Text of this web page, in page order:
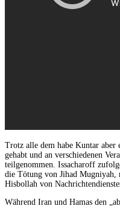
Trotz alle dem habe Kuntar aber
gehabt und an verschiedenen
teilgenommen. Issacharoff
die Tötung von Jihad
Hisbollah von
Während Iran und Hamas den